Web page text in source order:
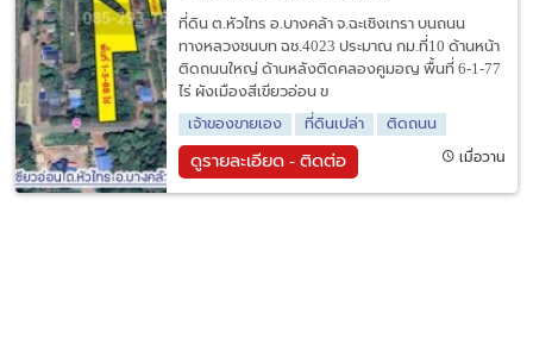
ที่ดิน ต.หัวไทร อ.บางคล้า จ.ฉะเชิงเทรา บนถนน
ทางหลวงชนบท ฉช.4023 ประมาณ กม.ที่10 ด้านหน้า
ติดถนนใหญ่ ด้านหลังติดคลองคูมอญ พื้นที่ 6-1-77
ไร่ ผังเมืองสีเขียวอ่อน ข
เจ้าของขายเอง
ที่ดินเปล่า ติดถนน
ดูรายละเอียด - ติดต่อ เมื่อวาน